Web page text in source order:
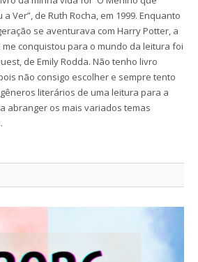
Ver”, de Ruth Rocha, em 1999. Enquanto
se aventurava com Harry Potter, a
me conquistou para o mundo da leitura foi
de Emily Rodda. Não tenho livro
não consigo escolher e sempre tento
literários de uma leitura para a
abranger os mais variados temas